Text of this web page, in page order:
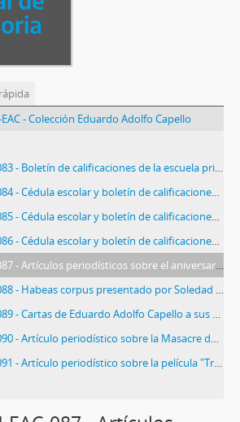
- Colección Eduardo Adolfo Capello
de calificaciones de la escuela primaria de Eduardo Adolfo Capello
y boletín de calificaciones de la escuela primaria de Eduardo Adolfo Capello
y boletín de calificaciones de la escuela primaria de Eduardo Adolfo Capello
y boletín de calificaciones de la escuela primaria de Jorge Antonio Capello
periodísticos sobre el aniversario del golpe de Estado de 1976
presentado por Soledad Davi de Capello en favor de su hijo, Jorge Antonio Capello
Adolfo Capello a sus padres, Jorge Gabino Capello y Soledad Davi de Capello
periodístico sobre la Masacre de Trelew del 22 de agosto de 1972
periodístico sobre la película "Trelew. La fuga que fue masacre"